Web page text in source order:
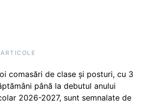
comasări de clase și posturi, cu 3
până la debutul anului
2026-2027, sunt semnalate de